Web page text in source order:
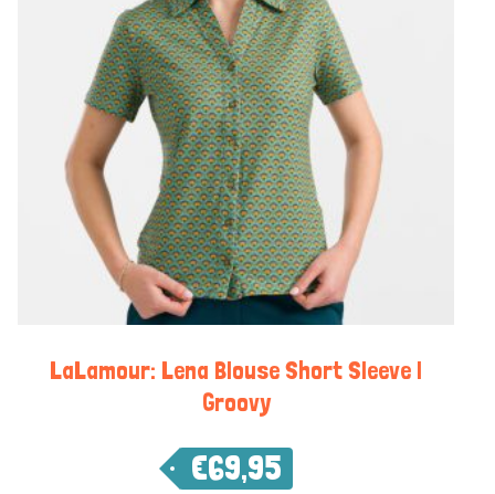
LaLamour: Lena Blouse Short Sleeve |
Groovy
€69,95